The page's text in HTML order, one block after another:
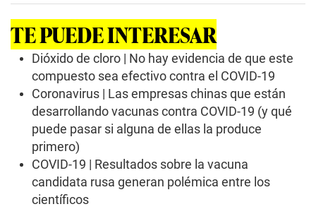
s
o
TE PUEDE INTERESAR
Dióxido de cloro | No hay evidencia de que este
compuesto sea efectivo contra el COVID-19
Coronavirus | Las empresas chinas que están
desarrollando vacunas contra COVID-19 (y qué
puede pasar si alguna de ellas la produce
primero)
COVID-19 | Resultados sobre la vacuna
candidata rusa generan polémica entre los
científicos